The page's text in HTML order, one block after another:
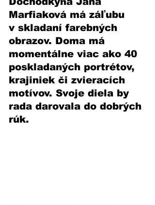
Marfiaková má záľubu
v skladaní farebných
obrazov. Doma má
momentálne viac ako 40
poskladaných portrétov,
krajiniek či zvieracích
motívov. Svoje diela by
rada darovala do dobrých
rúk.